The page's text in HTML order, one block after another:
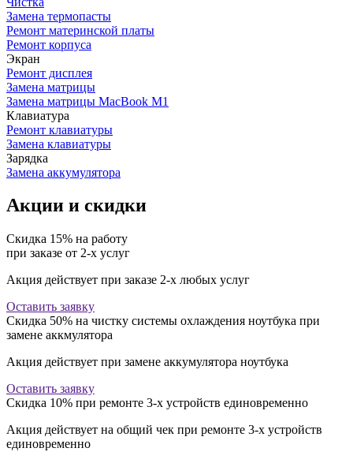
Замена термопасты
Ремонт материнской платы
Ремонт корпуса
Экран
Ремонт дисплея
Замена матрицы
Замена матрицы MacBook М1
Клавиатура
Ремонт клавиатуры
Замена клавиатуры
Зарядка
Замена аккумулятора
Акции и скидки
Скидка 15% на работу
при заказе от 2-х услуг
Акция действует при заказе 2-х любых услуг
Оставить заявку
Скидка 50% на чистку системы охлаждения ноутбука при
замене аккмулятора
Акция действует при замене аккумулятора ноутбука
Оставить заявку
Скидка 10% при ремонте 3-х устройств единовременно
Акция действует на общий чек при ремонте 3-х устройств
единовременно